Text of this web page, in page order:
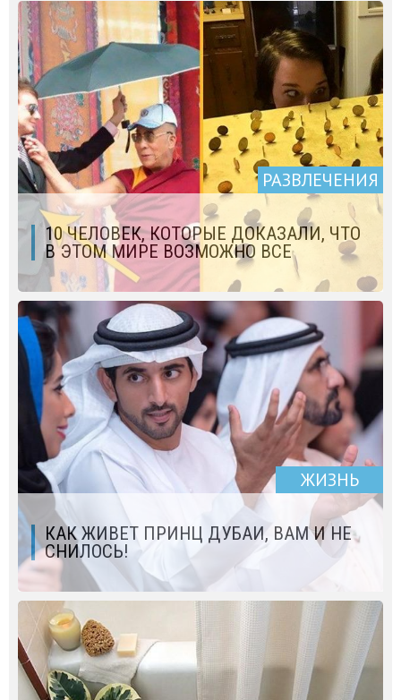
РАЗВЛЕЧЕНИЯ
10 ЧЕЛОВЕК, КОТОРЫЕ ДОКАЗАЛИ, ЧТО
В ЭТОМ МИРЕ ВОЗМОЖНО ВСЕ
ЖИЗНЬ
КАК ЖИВЕТ ПРИНЦ ДУБАИ, ВАМ И НЕ
СНИЛОСЬ!